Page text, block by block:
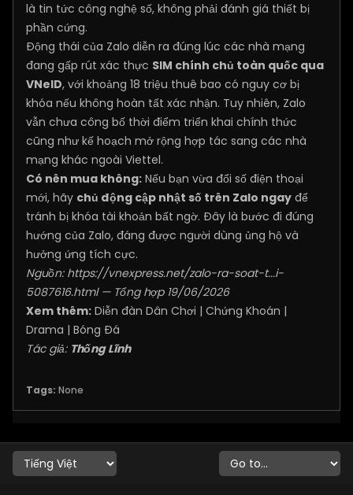
là tin tức công nghệ số, không phải đánh giá thiết bị
phần cứng.
Động thái của Zalo diễn ra đúng lúc các nhà mạng
đang gấp rút xác thực SIM chính chủ toàn quốc qua
VNeID, với khoảng 18 triệu thuê bao có nguy cơ bị
khóa nếu không hoàn tất xác nhận. Tuy nhiên, Zalo
vẫn chưa công bố thời điểm triển khai chính thức
cũng như kế hoạch mở rộng hợp tác sang các nhà
mạng khác ngoài Viettel.
Có nên mua không: Nếu bạn vừa đổi số điện thoại
mới, hãy chủ động cập nhật số trên Zalo ngay để
tránh bị khóa tài khoản bất ngờ. Đây là bước đi đúng
hướng của Zalo, đáng được người dùng ủng hộ và
hưởng ứng tích cực.
Nguồn: https://vnexpress.net/zalo-ra-soat-t...i-
5087616.html— Tổng hợp 19/06/2026
Xem thêm: Diễn đàn Dân Chơi | Chứng Khoán |
Drama | Bóng Đá
Tác giả: Thống Lĩnh
Tags: None